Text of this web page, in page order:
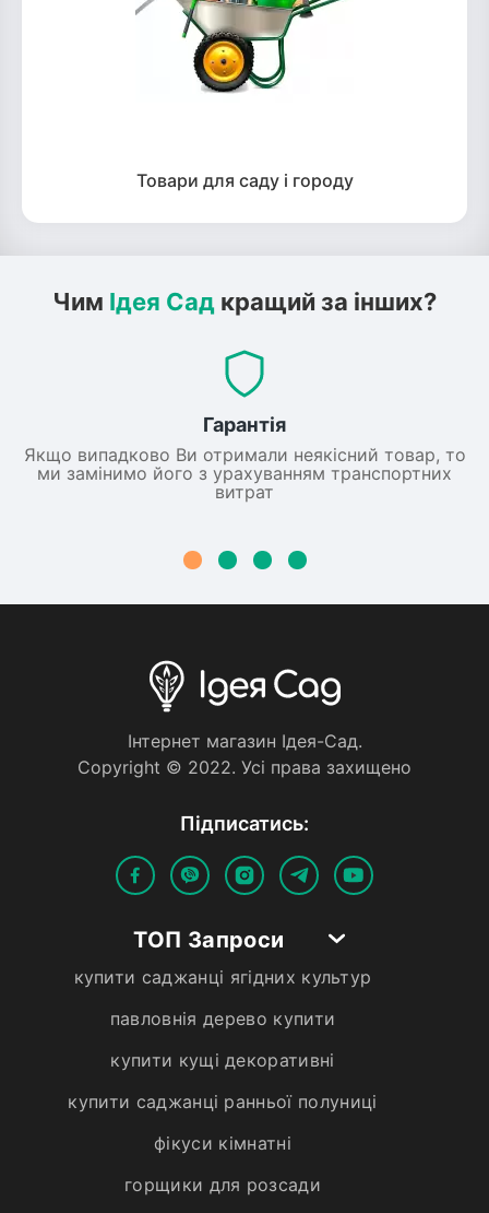
Товари для саду і городу
Чим Ідея Сад кращий за інших?
Гарантія
Якщо випадково Ви отримали неякісний товар, то
ми замінимо його з урахуванням транспортних
витрат
Iнтернет магазин Iдея-Сад.
Copyright © 2022. Усi права захищено
Пiдписатись:
ТОП Запроси
купити саджанці ягідних культур
павловнія дерево купити
купити кущі декоративні
купити саджанці ранньої полуниці
фікуси кімнатні
горщики для розсади